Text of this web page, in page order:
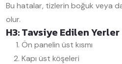
Bu hatalar, tizlerin boğuk veya
olur.
H3: Tavsiye Edilen Yerler
Ön panelin üst kısmı
Kapı üst köşeleri